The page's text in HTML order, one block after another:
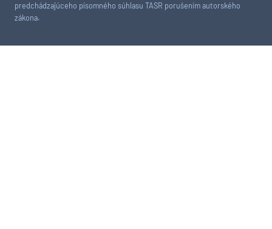
predchádzajúceho písomného súhlasu TASR porušením autorského
zákona.